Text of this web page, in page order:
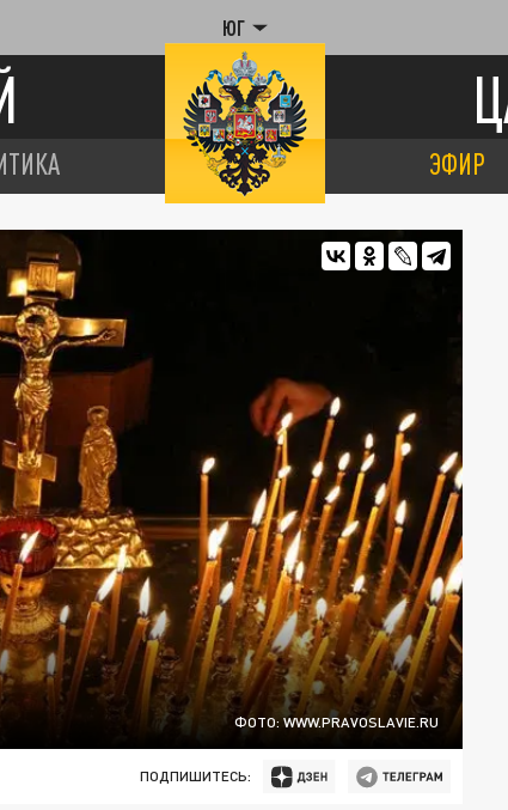
ЮГ
ЭФИР
ФОТО: WWW.PRAVOSLAVIE.RU
ПОДПИШИТЕСЬ: